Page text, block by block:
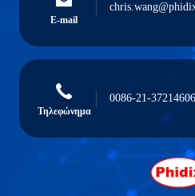
E-mail
Τηλεφώνημα
0086-21-37214606